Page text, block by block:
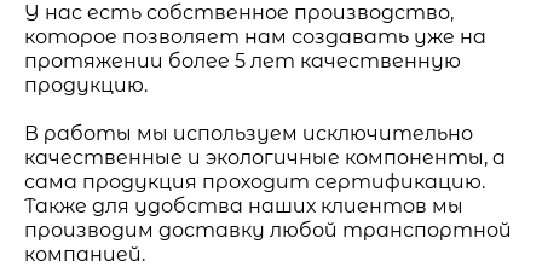
У нас есть собственное производство,
которое позволяет нам создавать уже на
протяжении более 5 лет качественную
продукцию.
В работы мы используем исключительно
качественные и экологичные компоненты, а
сама продукция проходит сертификацию.
Также для удобства наших клиентов мы
производим доставку любой транспортной
компанией.